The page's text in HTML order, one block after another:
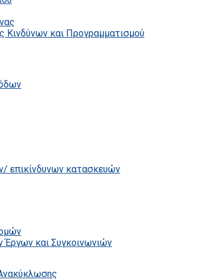
Κινδύνων και Προγραμματισμού
επικίνδυνων κατασκευών
Έργων και Συγκοινωνιών